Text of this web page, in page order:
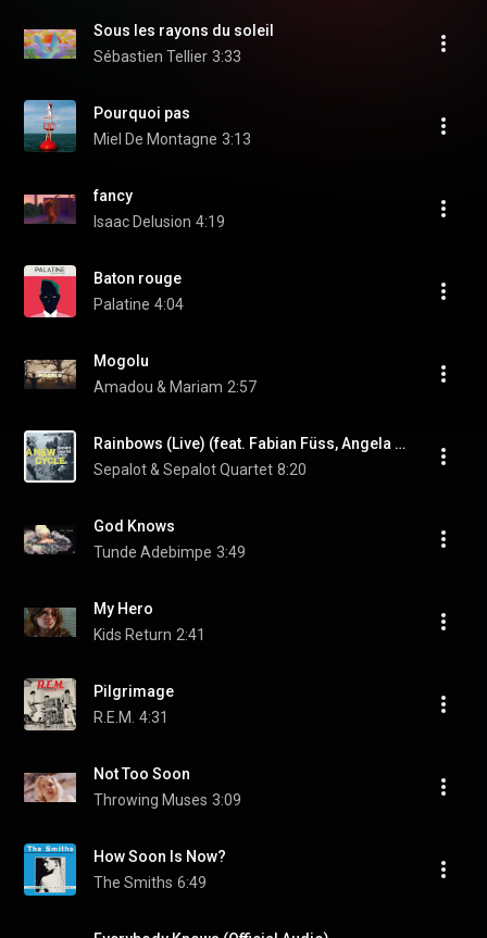
Sous les rayons du soleil
Sébastien Tellier 3:33
Pourquoi pas
Miel De Montagne 3:13
fancy
Isaac Delusion 4:19
Baton rouge
Palatine 4:04
Mogolu
Amadou & Mariam 2:57
Rainbows (Live) (feat. Fabian Füss, Angela Aux & Matthias Lindermayr)
Sepalot & Sepalot Quartet 8:20
God Knows
Tunde Adebimpe 3:49
My Hero
Kids Return 2:41
Pilgrimage
R.E.M. 4:31
Not Too Soon
Throwing Muses 3:09
How Soon Is Now?
The Smiths 6:49